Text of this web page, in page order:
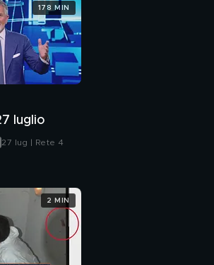
luglio
27 lug | Rete 4
178 MIN
2 MIN